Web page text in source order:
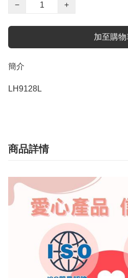
−
+
加至購物
簡介
LH9128L
商品詳情